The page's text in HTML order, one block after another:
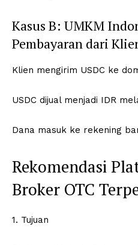
Kasus B: UMKM
Pembayaran dari
Klien mengirim USDC ke
USDC dijual menjadi IDR
Dana masuk ke rekening
Rekomendasi
Broker OTC
1. Tujuan